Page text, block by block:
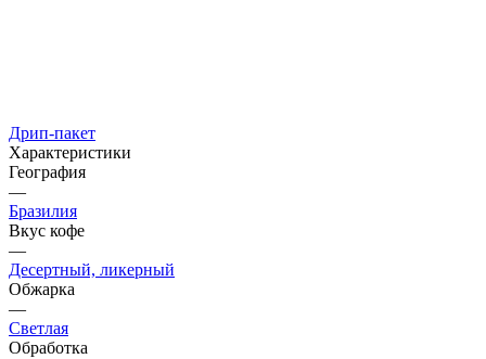
Дрип-пакет
Характеристики
География
—
Бразилия
Вкус кофе
—
Десертный, ликерный
Обжарка
—
Светлая
Обработка